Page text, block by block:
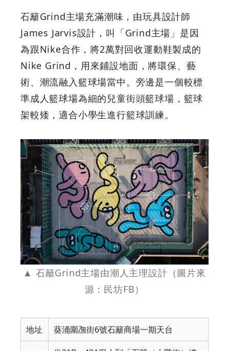
石籬Grind主場充滿潮味，由玩具設計師
James Jarvis設計，叫「Grind主場」是因
為跟Nike合作，將2萬對回收運動鞋製成的
Nike Grind，用來鋪設地面，將環保、藝
術、潮流融入籃球場當中。旁邊是一個較標
準成人籃球場為細的兒童街頭籃球場，籃球
架較矮，適合小學生進行籃球訓練。
▲ 石籬Grind主場由潮人主理設計（圖片來
源：民坊FB）
地址 葵涌圍乪街6號石籬商場一期天台